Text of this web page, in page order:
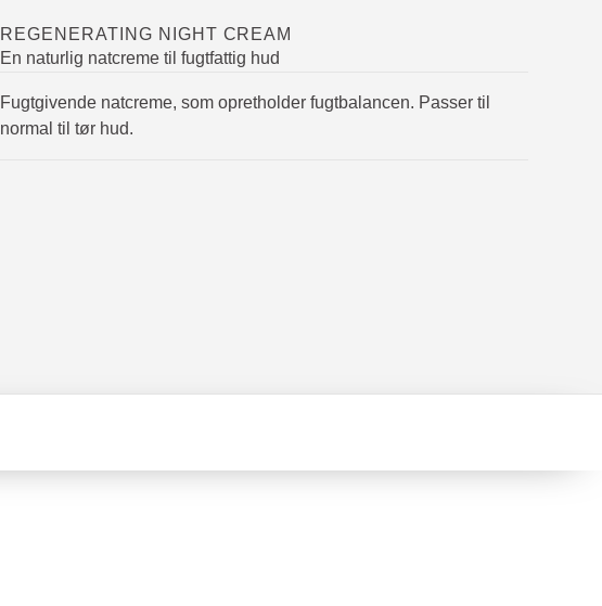
REGENERATING NIGHT CREAM
En naturlig natcreme til fugtfattig hud
Fugtgivende natcreme, som opretholder fugtbalancen. Passer til
normal til tør hud.